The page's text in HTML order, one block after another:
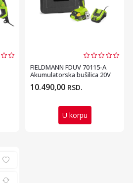
FIELDMANN FDUV 70115-A
Akumulatorska bušilica 20V
10.490,00 RSD.
U korpu